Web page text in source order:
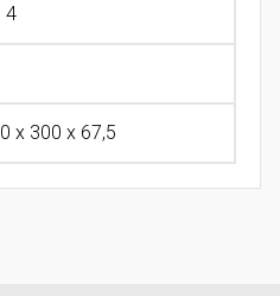
4
x 300 x 67,5